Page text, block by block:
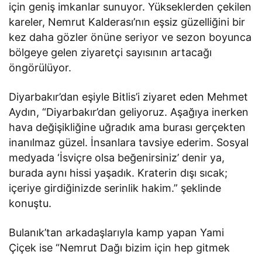
için geniş imkanlar sunuyor. Yükseklerden çekilen
kareler, Nemrut Kalderası’nın eşsiz güzelliğini bir
kez daha gözler önüne seriyor ve sezon boyunca
bölgeye gelen ziyaretçi sayısının artacağı
öngörülüyor.
Diyarbakır’dan eşiyle Bitlis’i ziyaret eden Mehmet
Aydın, “Diyarbakır’dan geliyoruz. Aşağıya inerken
hava değişikliğine uğradık ama burası gerçekten
inanılmaz güzel. İnsanlara tavsiye ederim. Sosyal
medyada ‘İsviçre olsa beğenirsiniz’ denir ya,
burada aynı hissi yaşadık. Kraterin dışı sıcak;
içeriye girdiğinizde serinlik hakim.” şeklinde
konuştu.
Bulanık’tan arkadaşlarıyla kamp yapan Yami
Çiçek ise “Nemrut Dağı bizim için hep gitmek